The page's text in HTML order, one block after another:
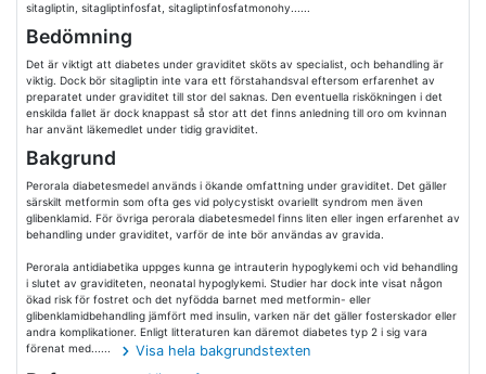
sitagliptin, sitagliptinfosfat, sitagliptinfosfatmonohy......
Bedömning
Det är viktigt att diabetes under graviditet sköts av specialist, och behandling är
viktig. Dock bör sitagliptin inte vara ett förstahandsval eftersom erfarenhet av
preparatet under graviditet till stor del saknas. Den eventuella riskökningen i det
enskilda fallet är dock knappast så stor att det finns anledning till oro om kvinnan
har använt läkemedlet under tidig graviditet.
Bakgrund
Perorala diabetesmedel används i ökande omfattning under graviditet. Det gäller
särskilt metformin som ofta ges vid polycystiskt ovariellt syndrom men även
glibenklamid. För övriga perorala diabetesmedel finns liten eller ingen erfarenhet av
behandling under graviditet, varför de inte bör användas av gravida.
Perorala antidiabetika uppges kunna ge intrauterin hypoglykemi och vid behandling
i slutet av graviditeten, neonatal hypoglykemi. Studier har dock inte visat någon
ökad risk för fostret och det nyfödda barnet med metformin- eller
glibenklamidbehandling jämfört med insulin, varken när det gäller fosterskador eller
andra komplikationer. Enligt litteraturen kan däremot diabetes typ 2 i sig vara
förenat med......
Visa hela bakgrundstexten